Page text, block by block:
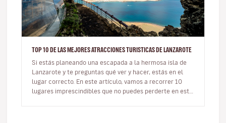
TOP 10 DE LAS MEJORES ATRACCIONES TURISTICAS DE LANZAROTE
Si estás planeando una escapada a la hermosa isla de
Lanzarote y te preguntas qué ver y hacer, estás en el
lugar correcto. En este artículo, vamos a recorrer 10
lugares imprescindibles que no puedes perderte en esta